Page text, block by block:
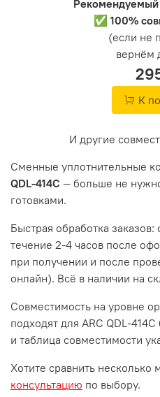
Рекомендуемый
✅ 100%
(если не
вернём
К
И другие
Сменные уплотнительные
QDL-414C — больше не
готовками.
Быстрая обработка
течение 2-4 часов после
при получении и после
онлайн). Всё в наличии на
Совместимость на уровне
подходят для ARC QDL-
и таблица совместимости
Хотите сравнить несколько
консультацию по выбору.